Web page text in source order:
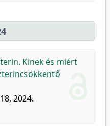
Kinek és miért
2024.